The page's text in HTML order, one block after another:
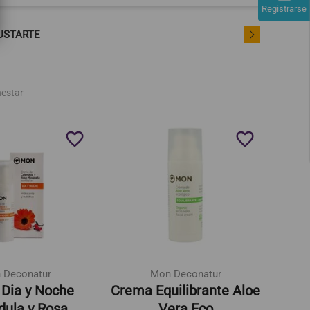
Registrarse
Deconatur
y Noche
favorite_border
Mon Deconatur
Crema Equilibrante Aloe
favorite_border